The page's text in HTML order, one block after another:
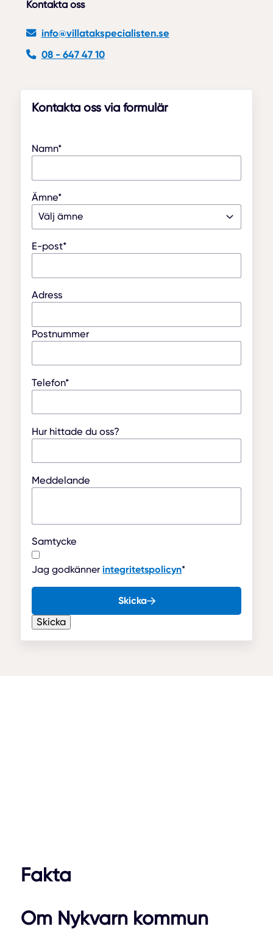
Kontakta oss
info@villatakspecialisten.se
08 - 647 47 10
Kontakta oss via formulär
Namn*
Ämne*
E-post*
Adress
Postnummer
Telefon*
Hur hittade du oss?
Meddelande
Samtycke
Jag godkännerintegritetspolicyn*
Skicka
Skicka
Fakta
Om Nykvarn kommun